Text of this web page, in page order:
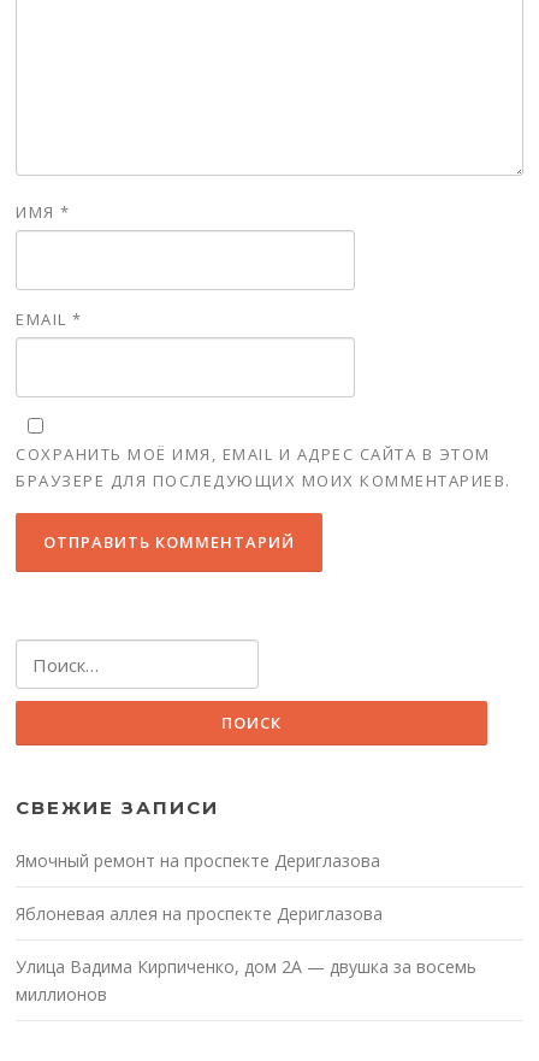
ИМЯ*
EMAIL*
СОХРАНИТЬ МОЁ ИМЯ, EMAIL И АДРЕС САЙТА В ЭТОМ
БРАУЗЕРЕ ДЛЯ ПОСЛЕДУЮЩИХ МОИХ КОММЕНТАРИЕВ.
СВЕЖИЕ ЗАПИСИ
Ямочный ремонт на проспекте Дериглазова
Яблоневая аллея на проспекте Дериглазова
Улица Вадима Кирпиченко, дом 2А — двушка за восемь
миллионов